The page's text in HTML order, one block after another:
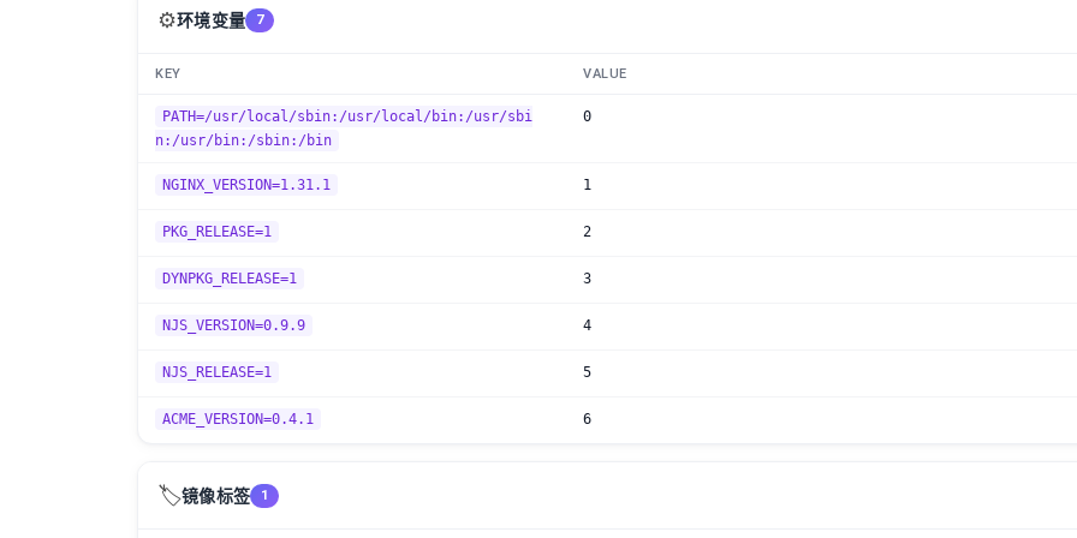
⚙️环境变量 7
KEY VALUE
PATH=/usr/local/sbin:/usr/local/bin:/usr/sbi
n:/usr/bin:/sbin:/bin
0
NGINX_VERSION=1.31.1 1
PKG_RELEASE=1 2
DYNPKG_RELEASE=1 3
NJS_VERSION=0.9.9 4
NJS_RELEASE=1 5
ACME_VERSION=0.4.1 6
🏷️镜像标签 1